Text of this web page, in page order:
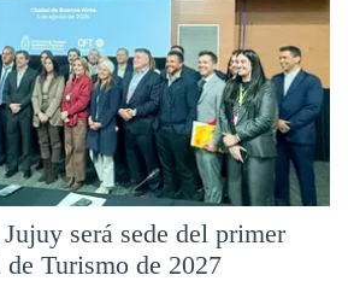
Jujuy será sede del primer
de Turismo de 2027